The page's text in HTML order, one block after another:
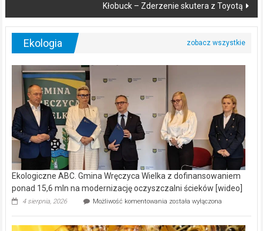
Kłobuck – Zderzenie skutera z Toyotą
Ekologia
Ekologiczne ABC. Gmina Wręczyca Wielka z dofinansowaniem
ponad 15,6 mln na modernizację oczyszczalni ścieków [wideo]
4 sierpnia, 2026 Możliwość komentowania Ekologiczne
Wręczyca
została wyłączona